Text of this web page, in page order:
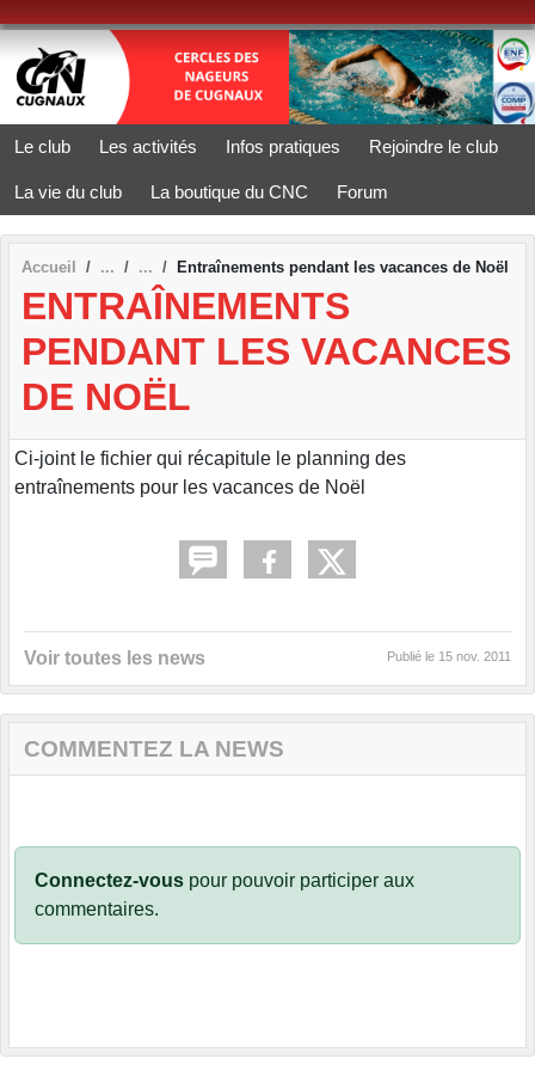
Le club Les activités Infos pratiques Rejoindre le club
La vie du club La boutique du CNC Forum
Accueil Entraînements pendant les vacances de Noël
ENTRAÎNEMENTS
PENDANT LES VACANCES
DE NOËL
Ci-joint le fichier qui récapitule le planning des
entraînements pour les vacances de Noël
Voir toutes les news Publié le 15 nov. 2011
COMMENTEZ LA NEWS
Connectez-vous pour pouvoir participer aux
commentaires.